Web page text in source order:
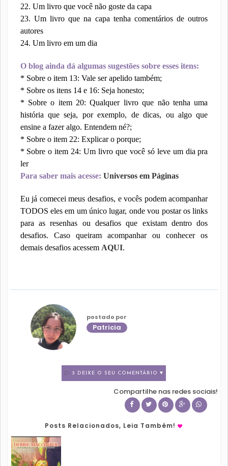
22. Um livro que você não goste da capa
23. Um livro que na capa tenha comentários de outros
autores
24. Um livro em um dia
O blog ainda dá algumas sugestões sobre esses itens:
* Sobre o item 13: Vale ser apelido também;
* Sobre os itens 14 e 16: Seja honesto;
* Sobre o item 20: Qualquer livro que não tenha uma
história que seja, por exemplo, de dicas, ou algo que
ensine a fazer algo. Entendem né?;
* Sobre o item 22: Explicar o porque;
* Sobre o item 24: Um livro que você só leve um dia pra
ler
Para saber mais acesse: Universos em Páginas
Eu já comecei meus desafios, e vocês podem acompanhar
TODOS eles em um único lugar, onde vou postar os links
para as resenhas ou desafios que existam dentro dos
desafios. Caso queiram acompanhar ou conhecer os
demais desafios acessem AQUI.
postado por
Patricia
3 DEIXE O SEU COMENTÁRIO ♥
Compartilhe nas redes sociais!
Posts Relacionados, Leia Também!